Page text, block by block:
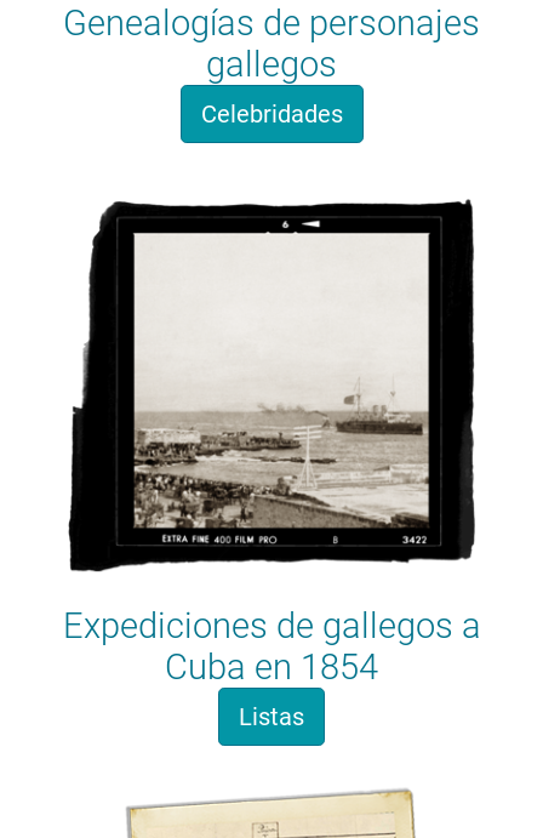
Genealogías de personajes
gallegos
Celebridades
Expediciones de gallegos a
Cuba en 1854
Listas